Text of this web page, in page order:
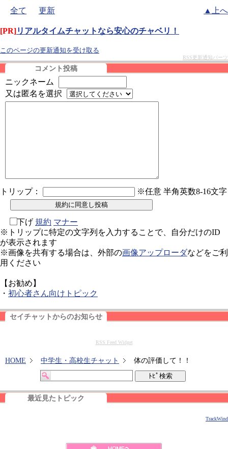
全て
更新 ▲上へ
[PR]リアルタイムチャットなら安心のチャベリ！
このページの更新通知を受け取る
RSS更新通知パーツ
コメント投稿
ニックネーム
又は匿名を選択
トリップ： ※任意 半角英数8-16文字
下げ 規約 マナー
※トリップに特定の文字列を入力することで、自分だけのID
が表示されます
※画像を共有する場合は、外部の画像アップローダなどをご利
用ください
【お勧め】
・ 初心者さん向けトピック
セイチャットからのお知らせ
RSS Feed Widget
HOME 中学生・高校生チャット 体の評価して！！
最近見たトピック
TrackWind